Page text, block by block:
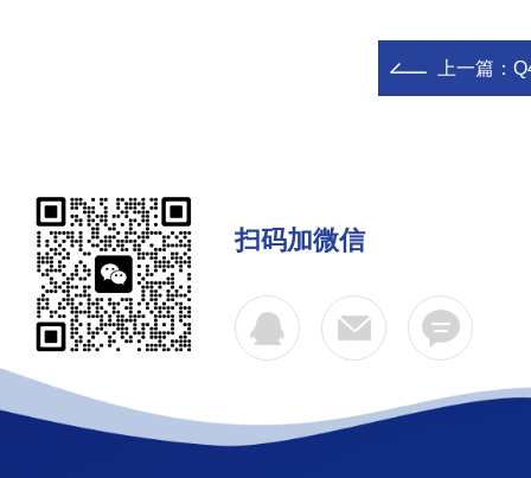
上一篇：
扫码加微信